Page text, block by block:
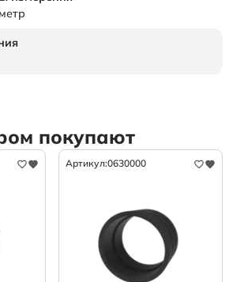
покупают
Артикул:0630000